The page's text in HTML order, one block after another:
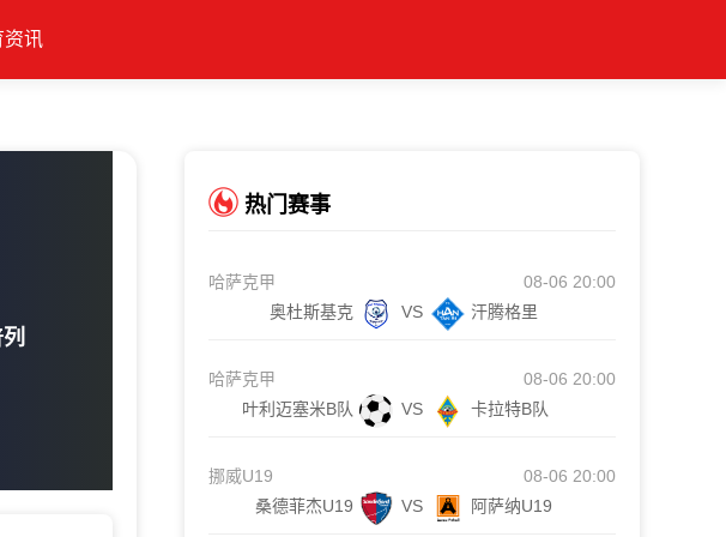
资讯
热门赛事
哈萨克甲
08-06 20:00
奥杜斯基克
VS 汗腾格里
哈萨克甲
08-06 20:00
叶利迈塞米B队
VS 卡拉特B队
挪威U19
08-06 20:00
桑德菲杰U19
VS 阿萨纳U19